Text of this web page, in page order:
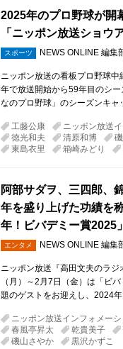
2025年のプロ野球が開
「ニッポン放送ショウ
スポーツ NEWS ONLINE 編集
ニッポン放送の看板プロ野球
年で放送開始から59年目のシ
なのプロ野球」のシーズンキ
工藤公康 ニッポン放送
徳光和夫
清原和博
東島衣里
箱崎みどり
阿部サダヲ、三四郎、
年を盛り上げた功績を
年！ビバデミー賞2025」
エンタメ NEWS ONLINE 編集
ニッポン放送『高田文夫のラ
（月）～2月7日（金）は「ビ
題のゲストをお迎えし、2024
ニッポン放送インフォメーシ
春風亭昇太
乾貴美子
磯山さやか
黒沢かずこ